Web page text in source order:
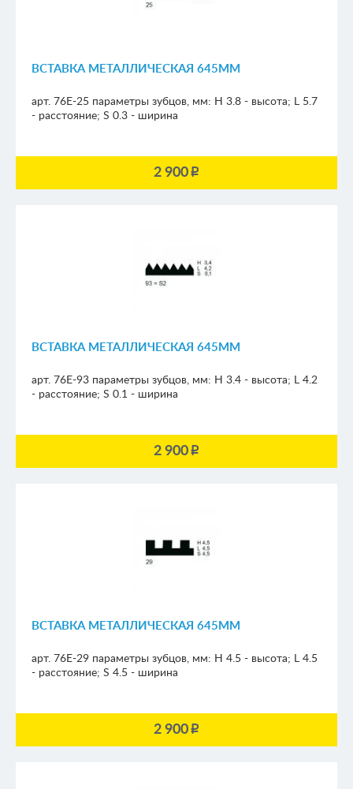
ВСТАВКА МЕТАЛЛИЧЕСКАЯ 645ММ
арт. 76E-25 параметры зубцов, мм: H 3.8 - высота; L 5.7
- расстояние; S 0.3 - ширина
2 900p
ВСТАВКА МЕТАЛЛИЧЕСКАЯ 645ММ
арт. 76E-93 параметры зубцов, мм: H 3.4 - высота; L 4.2
- расстояние; S 0.1 - ширина
2 900p
ВСТАВКА МЕТАЛЛИЧЕСКАЯ 645ММ
арт. 76E-29 параметры зубцов, мм: H 4.5 - высота; L 4.5
- расстояние; S 4.5 - ширина
2 900p